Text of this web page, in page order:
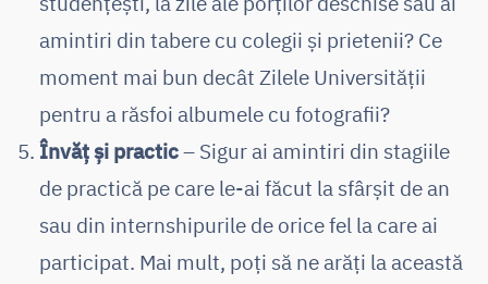
amintiri din tabere cu colegii și prietenii? Ce
moment mai bun decât Zilele Universității
pentru a răsfoi albumele cu fotografii?
Învăț și practic– Sigur ai amintiri din stagiile
de practică pe care le-ai făcut la sfârșit de an
sau din internshipurile de orice fel la care ai
participat. Mai mult, poți să ne arăți la această